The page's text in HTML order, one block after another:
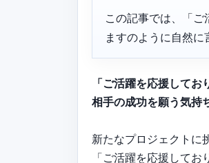
この記事では、「
ますのように自然に
「ご活躍を応援してお
相手の成功を願う気持
新たなプロジェクトに
「ご活躍を応援して